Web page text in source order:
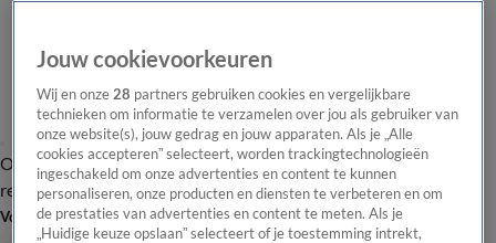
Overzicht Laatste nieuws Regionieuws Het beste van Hart
Tip de
redactie
Volg Hart van Nederland
Jouw cookievoorkeuren
Wij en onze28 partners gebruiken cookies en vergelijkbare
technieken om informatie te verzamelen over jou als gebruiker van
onze website(s), jouw gedrag en jouw apparaten. Als je „Alle
cookies accepteren” selecteert, worden trackingtechnologieën
ingeschakeld om onze advertenties en content te kunnen
personaliseren, onze producten en diensten te verbeteren en om
de prestaties van advertenties en content te meten. Als je
„Huidige keuze opslaan” selecteert of je toestemming intrekt,